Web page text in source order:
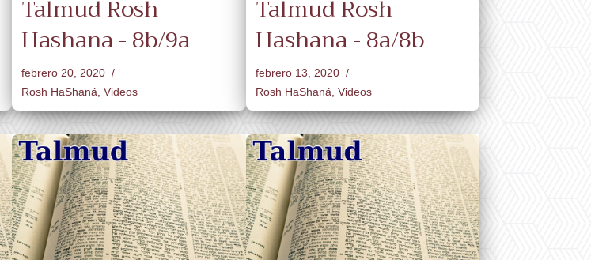
Talmud Rosh
Hashana - 8b/9a
febrero 20, 2020
Rosh HaShaná, Videos
Talmud Rosh
Hashana - 8a/8b
febrero 13, 2020
Rosh HaShaná, Videos